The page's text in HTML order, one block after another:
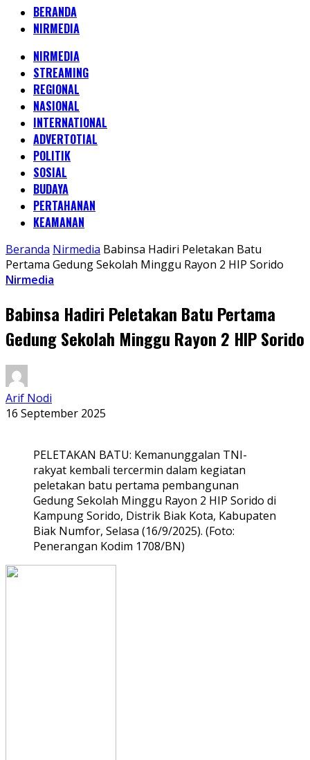
BERANDA
NIRMEDIA
NIRMEDIA
STREAMING
REGIONAL
NASIONAL
INTERNATIONAL
ADVERTOTIAL
POLITIK
SOSIAL
BUDAYA
PERTAHANAN
KEAMANAN
Beranda Nirmedia Babinsa Hadiri Peletakan Batu
Pertama Gedung Sekolah Minggu Rayon 2 HIP Sorido
Nirmedia
Babinsa Hadiri Peletakan Batu Pertama
Gedung Sekolah Minggu Rayon 2 HIP Sorido
Arif Nodi
16 September 2025
PELETAKAN BATU: Kemanunggalan TNI-
rakyat kembali tercermin dalam kegiatan
peletakan batu pertama pembangunan
Gedung Sekolah Minggu Rayon 2 HIP Sorido di
Kampung Sorido, Distrik Biak Kota, Kabupaten
Biak Numfor, Selasa (16/9/2025). (Foto:
Penerangan Kodim 1708/BN)